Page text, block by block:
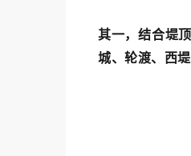
其一，结合堤
城、轮渡、西